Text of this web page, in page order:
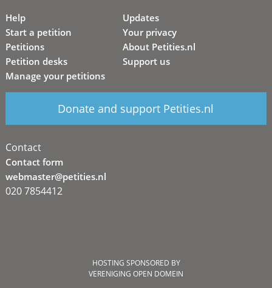
Help
Start a petition
Petitions
Petition desks
Manage your petitions
Updates
Your privacy
About Petities.nl
Support us
Donate and support Petities.nl
Contact
Contact form
webmaster@petities.nl
020 7854412
HOSTING SPONSORED BY
VERENIGING OPEN DOMEIN